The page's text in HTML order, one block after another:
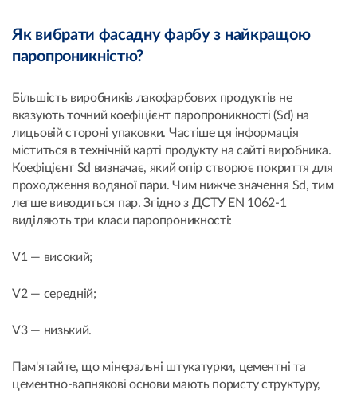
Як вибрати фасадну фарбу з найкращою
паропроникністю?
Більшість виробників лакофарбових продуктів не
вказують точний коефіцієнт паропроникності (Sd) на
лицьовій стороні упаковки. Частіше ця інформація
міститься в технічній карті продукту на сайті виробника.
Коефіцієнт Sd визначає, який опір створює покриття для
проходження водяної пари. Чим нижче значення Sd, тим
легше виводиться пар. Згідно з ДСТУ EN 1062-1
виділяють три класи паропроникності:
V1 — високий;
V2 — середній;
V3 — низький.
Пам'ятайте, що мінеральні штукатурки, цементні та
цементно-вапнякові основи мають пористу структуру,